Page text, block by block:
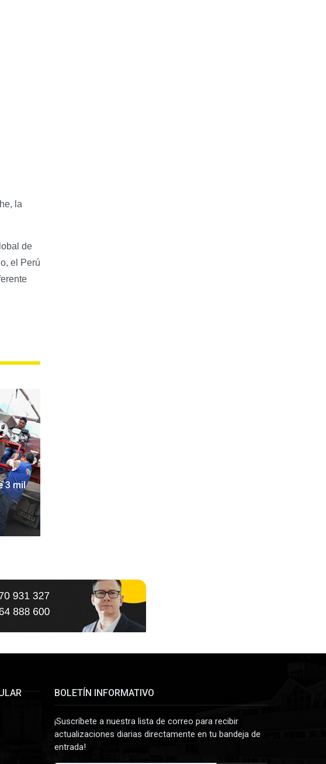
la
de
el Perú
3 mil
BOLETÍN INFORMATIVO
¡Suscríbete a nuestra lista de correo para recibir
actualizaciones diarias directamente en tu bandeja de
entrada!